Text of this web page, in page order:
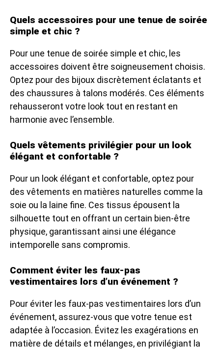
Quels accessoires pour une tenue de soirée
simple et chic ?
Pour une tenue de soirée simple et chic, les
accessoires doivent être soigneusement choisis.
Optez pour des bijoux discrètement éclatants et
des chaussures à talons modérés. Ces éléments
rehausseront votre look tout en restant en
harmonie avec l’ensemble.
Quels vêtements privilégier pour un look
élégant et confortable ?
Pour un look élégant et confortable, optez pour
des vêtements en matières naturelles comme la
soie ou la laine fine. Ces tissus épousent la
silhouette tout en offrant un certain bien-être
physique, garantissant ainsi une élégance
intemporelle sans compromis.
Comment éviter les faux-pas
vestimentaires lors d’un événement ?
Pour éviter les faux-pas vestimentaires lors d’un
événement, assurez-vous que votre tenue est
adaptée à l’occasion. Évitez les exagérations en
matière de détails et mélanges, en privilégiant la